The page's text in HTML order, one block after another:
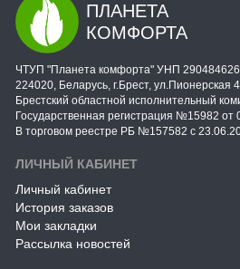
ПЛАНЕТА
КОМФОРТА
ЧТУП "Планета комфорта" УНП 290484626
224020, Беларусь, г.Брест, ул.Пионерская
Брестский областной исполнительный
Государственная регистрация №15982 от
В торговом реестре РБ №157582 с
ЛИЧНЫЙ КАБИНЕТ
Личный кабинет
История заказов
Мои закладки
Рассылка новостей